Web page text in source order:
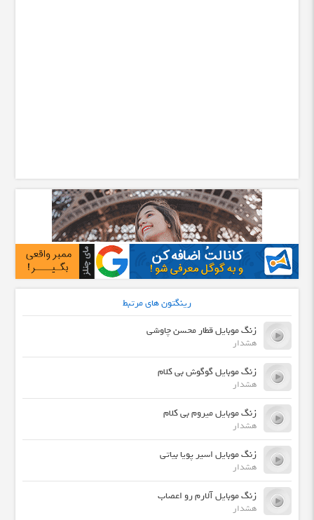
رینگتون های مرتبط
زنگ موبایل قطار محسن چاوشی
هشدار
زنگ موبایل گوگوش بی کلام
هشدار
زنگ موبایل میروم بی کلام
هشدار
زنگ موبایل اسیر پویا بیاتی
هشدار
زنگ موبایل آلارم رو اعصاب
هشدار